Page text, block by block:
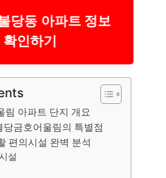
당동 아파트 정보
확인하기
림 아파트 단지 개요
금호어울림의 특별점
편의시설 완벽 분석
설